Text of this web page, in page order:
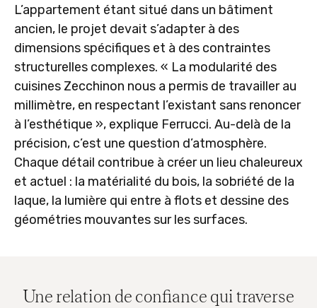
L’appartement étant situé dans un bâtiment
ancien, le projet devait s’adapter à des
dimensions spécifiques et à des contraintes
structurelles complexes. « La modularité des
cuisines Zecchinon nous a permis de travailler au
millimètre, en respectant l’existant sans renoncer
à l’esthétique », explique Ferrucci. Au-delà de la
précision, c’est une question d’atmosphère.
Chaque détail contribue à créer un lieu chaleureux
et actuel : la matérialité du bois, la sobriété de la
laque, la lumière qui entre à flots et dessine des
géométries mouvantes sur les surfaces.
Une relation de confiance qui traverse